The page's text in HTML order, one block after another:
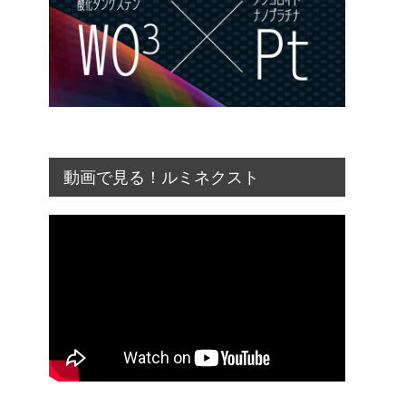
動画で見る！ルミネクスト